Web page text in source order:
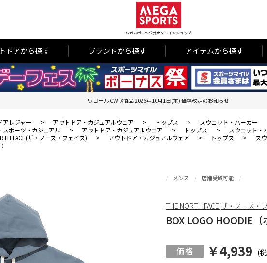
メガスポーツ公式オンラインショップ
ドアから探す ブランドから探す アイテムから探す
ワコール CW-X商品 2026年10月1日(木) 価格改定のお知らせ
アレジャー > アウトドア・カジュアルウェア > トップス > スウェット・パーカー
スポーツ・カジュアル > アウトドア・カジュアルウェア > トップス >
スウェット・
FACE(ザ・ノース・フェイス) > アウトドア・カジュアルウェア > トップス >
ス
メンズ 店舗受取可能
BOX LOGO HOODIE
￥4,939 (
THE NORTH FACE(ザ・ノース・